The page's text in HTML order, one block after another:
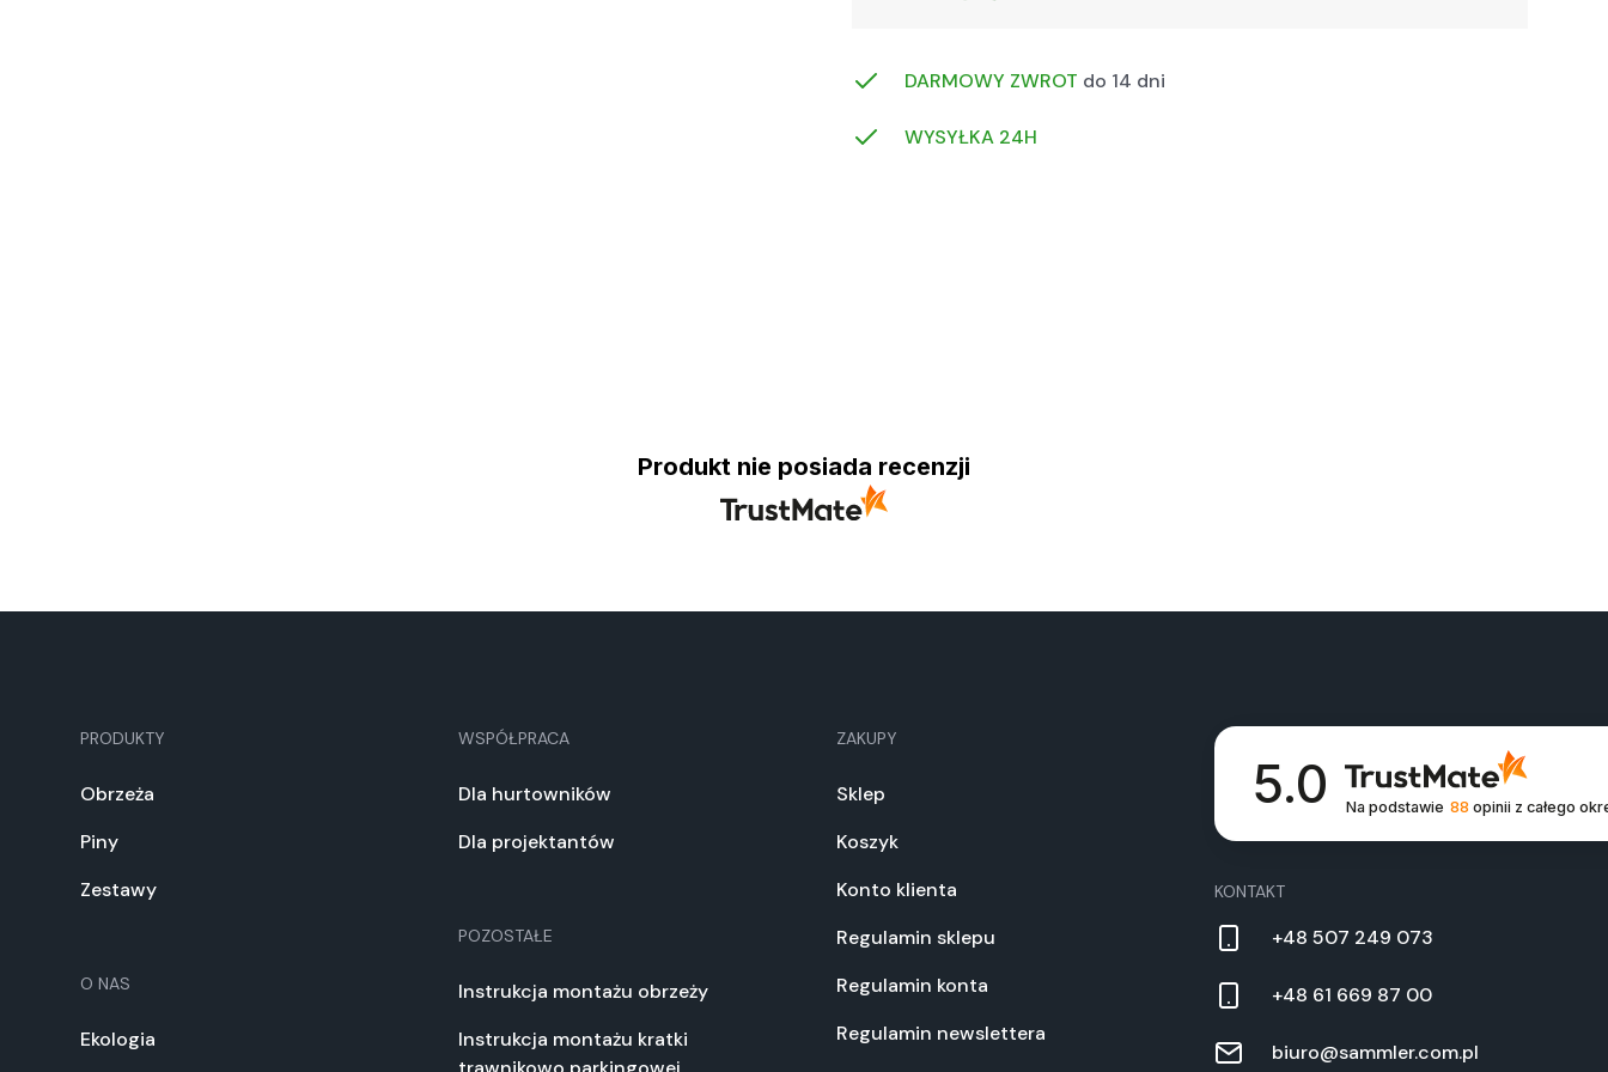
DARMOWY ZWROT do 14 dni
WYSYŁKA 24H
Produkt nie posiada recenzji
PRODUKTY
Obrzeża
Piny
Zestawy
O NAS
Ekologia
WSPÓŁPRACA
Dla hurtowników
Dla projektantów
POZOSTAŁE
Instrukcja montażu obrzeży
Instrukcja montażu kratki
ZAKUPY
Sklep
Koszyk
Konto klienta
Regulamin sklepu
Regulamin konta
Regulamin newslettera
5.0 Na podstawie 88 opinii z całego
KONTAKT
+48 507 249 073
+48 61 669 87 00
biuro@sammler.com.pl